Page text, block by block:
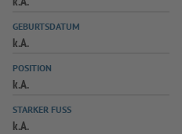
GEBURTSDATUM
k.A.
POSITION
k.A.
STARKER FUSS
k.A.